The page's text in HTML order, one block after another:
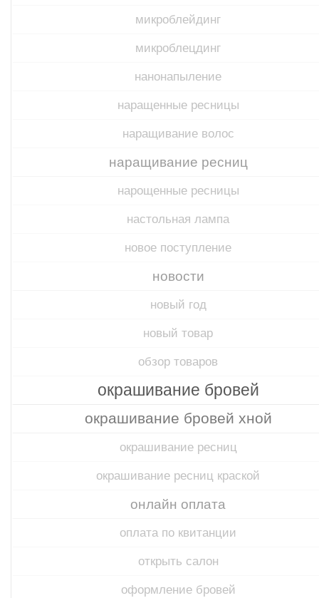
микроблейдинг
микроблецдинг
нанонапыление
наращенные ресницы
наращивание волос
наращивание ресниц
нарощенные ресницы
настольная лампа
новое поступление
новости
новый год
новый товар
обзор товаров
окрашивание бровей
окрашивание бровей хной
окрашивание ресниц
окрашивание ресниц краской
онлайн оплата
оплата по квитанции
открыть салон
оформление бровей